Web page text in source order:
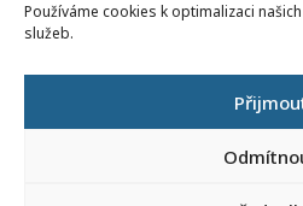
Používáme cookies k optimalizaci
služeb.
GDPR